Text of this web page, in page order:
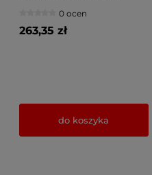
na przegubach
0 ocen
263,35 zł
do koszyka